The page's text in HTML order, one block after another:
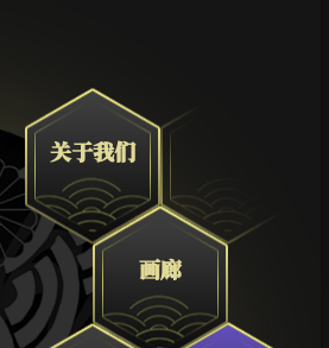
关于我们
画廊